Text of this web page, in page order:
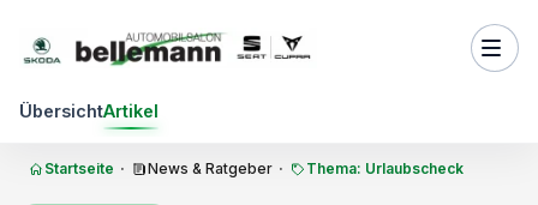
ÜbersichtArtikel
Startseite · News & Ratgeber · Thema: Urlaubscheck